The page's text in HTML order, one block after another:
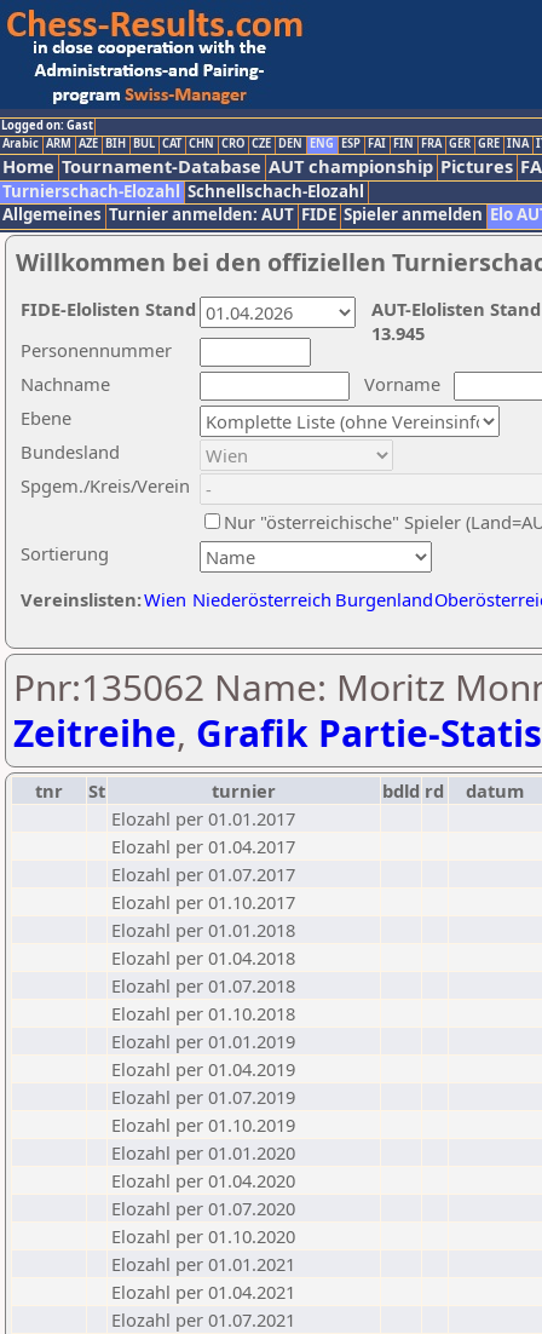
Logged on: Gast
Arabic ARM AZE BIH BUL CAT CHN CRO CZE DEN ENG ESP FAI FIN FRA GER GRE INA
Home Tournament-Database AUT championship Pictures
Turnierschach-Elozahl Schnellschach-Elozahl
Allgemeines Turnier anmelden: AUT FIDE Spieler anmelden Elo
Willkommen bei den offiziellen
Nachname
Vorname
Ebene
Sortierung
Personennummer
Bundesland
Spgem./Kreis/Verein
Nur "österreichische" Spieler
Vereinslisten:Wien Niederösterreich Burgenland
AUT-Elolisten
13.945
FIDE-Elolisten Stand
Pnr:135062 Name: Moritz
Zeitreihe, Grafik Partie-
tnr St turnier bdld rd
datum
Elozahl per 01.01.2017
Elozahl per 01.04.2017
Elozahl per 01.07.2017
Elozahl per 01.10.2017
Elozahl per 01.01.2018
Elozahl per 01.04.2018
Elozahl per 01.07.2018
Elozahl per 01.10.2018
Elozahl per 01.01.2019
Elozahl per 01.04.2019
Elozahl per 01.07.2019
Elozahl per 01.10.2019
Elozahl per 01.01.2020
Elozahl per 01.04.2020
Elozahl per 01.07.2020
Elozahl per 01.10.2020
Elozahl per 01.01.2021
Elozahl per 01.04.2021
Elozahl per 01.07.2021